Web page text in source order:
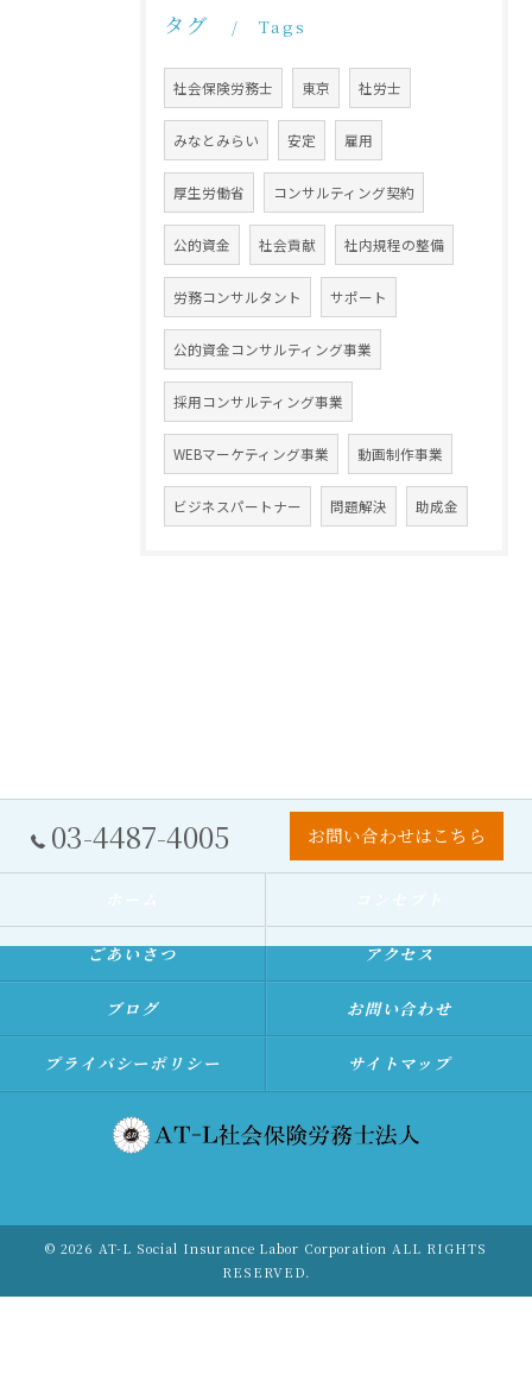
タグ Tags
社会保険労務士 東京 社労士
みなとみらい 安定 雇用
厚生労働省 コンサルティング契約
公的資金 社会貢献 社内規程の整備
労務コンサルタント サポート
公的資金コンサルティング事業
採用コンサルティング事業
WEBマーケティング事業 動画制作事業
ビジネスパートナー 問題解決 助成金
03-4487-4005 お問い合わせはこちら
ごあいさつ アクセス
ブログ お問い合わせ
プライバシーポリシー サイトマップ
© 2026 AT-L Social Insurance Labor Corporation ALL RIGHTS
RESERVED.